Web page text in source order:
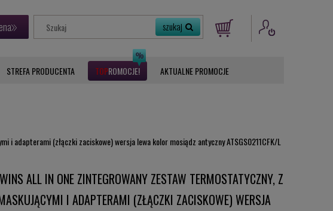
STREFA PRODUCENTA ROMOCJE AKTUALNE PROMOCJE
adapterami (złączki zaciskowe) wersja lewa kolor mosiądz antyczny ATSGS0211CFK/L
ALL IN ONE ZINTEGROWANY ZESTAW TERMOSTATYCZNY, Z
I ADAPTERAMI (ZŁĄCZKI ZACISKOWE) WERSJA